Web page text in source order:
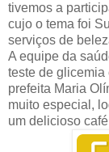
tivemos a
cujo o tema foi
serviços de
A equipe da
teste de glicemia
prefeita Maria
muito especial,
um delicioso